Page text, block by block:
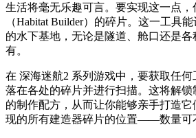
生活将毫无乐趣可言。要实现这一点，
（Habitat Builder）的碎片。这一工具
的水下基地，无论是隧道、舱口还是
有。
在 深海迷航2 系列游戏中，要获取任
落在各处的碎片并进行扫描。这将解锁
的制作配方，从而让你能够亲手打造
现的所有建造器碎片的位置——数量可